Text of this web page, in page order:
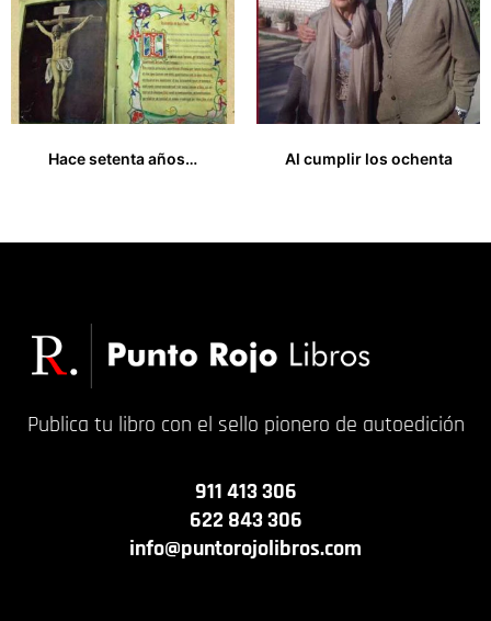
Hace setenta años…
Al cumplir los ochenta
Publica tu libro con el sello pionero de autoedición
911 413 306
622 843 306
info@puntorojolibros.com